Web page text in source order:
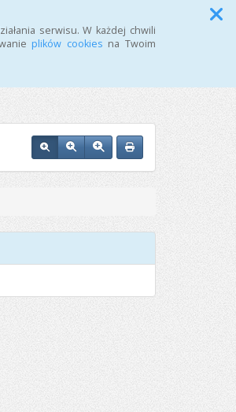
serwisu. W każdej chwili
plików cookies na Twoim